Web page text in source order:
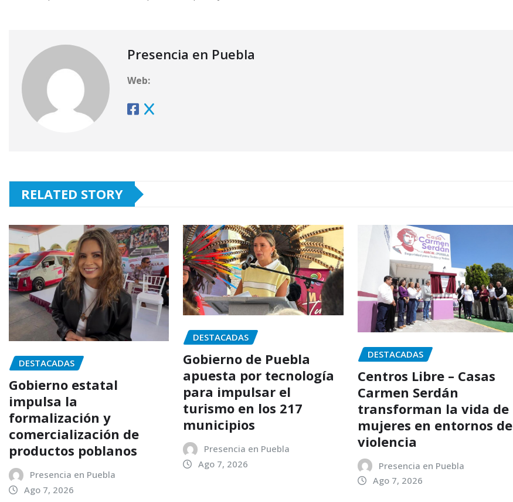
Presencia en Puebla
Web:
RELATED STORY
DESTACADAS
Gobierno estatal
impulsa la
formalización y
comercialización de
productos poblanos
Presencia en Puebla
Ago 7, 2026
DESTACADAS
Gobierno de Puebla
apuesta por tecnología
para impulsar el
turismo en los 217
municipios
Presencia en Puebla
Ago 7, 2026
DESTACADAS
Centros Libre – Casas
Carmen Serdán
transforman la vida de
mujeres en entornos de
violencia
Presencia en Puebla
Ago 7, 2026